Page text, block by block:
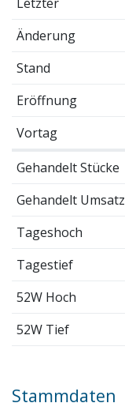
Änderung
Stand
Eröffnung
Vortag
Gehandelt Stücke
Gehandelt Umsatz
Tageshoch
Tagestief
52W Hoch
52W Tief
Stammdaten